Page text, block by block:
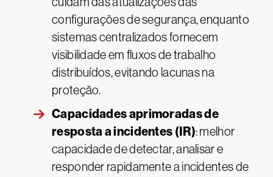
configurações de segurança, enquanto
sistemas centralizados fornecem
visibilidade em fluxos de trabalho
distribuídos, evitando lacunas na
proteção.
Capacidades aprimoradas de
resposta a incidentes (IR): melhor
capacidade de detectar, analisar e
responder rapidamente a incidentes de